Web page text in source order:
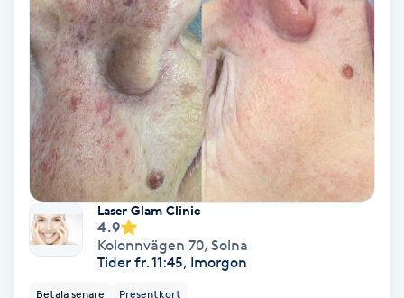
Thaimassage
Toning
Torr hårbotten
Torrborstning
Triggerpunktsmassage
Trådning
Laser Glam Clinic
4.9
Kolonnvägen 70, Solna
Tider fr. 11:45, Imorgon
Betala senare Presentkort